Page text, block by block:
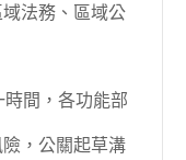
法務、區域公
間，各功能部
，公關起草溝